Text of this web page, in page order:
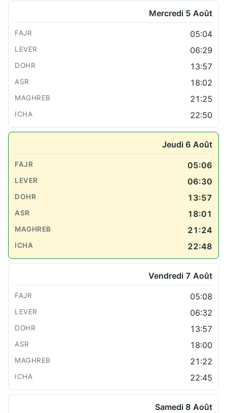
Mercredi 5 Août
05:04
06:29
13:57
18:02
21:25
22:50
Jeudi 6 Août
05:06
06:30
13:57
18:01
21:24
22:48
Vendredi 7 Août
05:08
06:32
13:57
18:00
21:22
22:45
Samedi 8 Août